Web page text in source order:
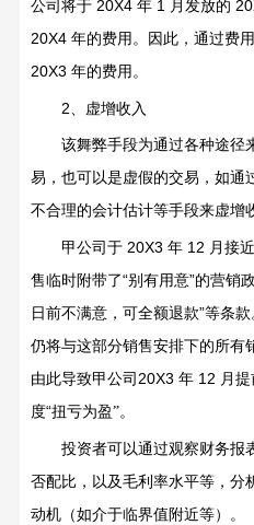
公司将于20X4 年1 月发放的
20X4 年的费用。因此，通过费
20X3 年的费用。
2 、虚增收入
该舞弊手段为通过各种途径
易，也可以是虚假的交易，如通
不合理的会计估计等手段来虚增
甲公司于20X3 年12 月接
售临时附带了“别有用意”的营销
日前不满意，可全额退款”等条款
仍将与这部分销售安排下的所有
由此导致甲公司20X3 年12 月
度“扭亏为盈”。
投资者可以通过观察财务报
否配比，以及毛利率水平等，分
动机（如介于临界值附近等）。